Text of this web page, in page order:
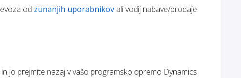
od zunanjih uporabnikov ali vodij nabave/prodaje
jo prejmite nazaj v vašo programsko opremo Dynamics